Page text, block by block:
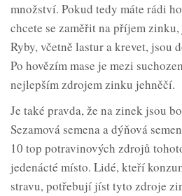
množství. Pokud tedy máte rádi
chcete se zaměřit na příjem
Ryby, včetně lastur a krevet, jsou
Po hovězím mase je mezi
nejlepším zdrojem zinku jehněčí.
Je také pravda, že na zinek jsou
Sezamová semena a dýňová
10 top potravinových zdrojů
jedenácté místo. Lidé, kteří
stravu, potřebují jíst tyto zdroje